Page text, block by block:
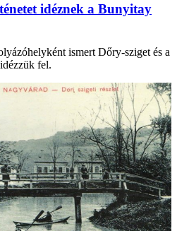
idéznek a Bunyitay
ismert Dőry-sziget és a
fel.